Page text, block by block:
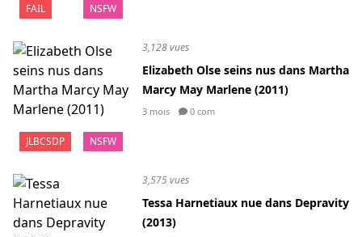
FAIL NSFW
JLBCSDP NSFW
3,128 vues
Elizabeth Olse seins nus dans Martha
Marcy May Marlene (2011)
3 mois 0 com
3,575 vues
Tessa Harnetiaux nue dans Depravity
(2013)